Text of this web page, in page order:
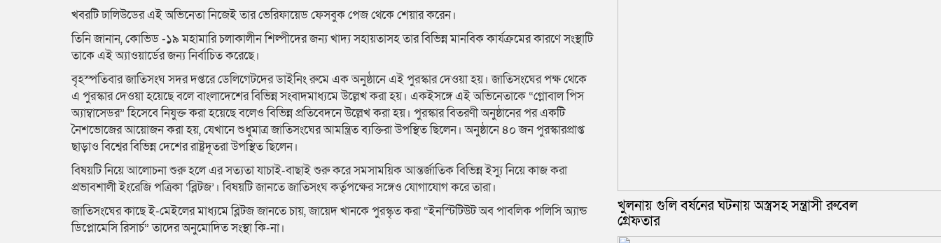
খবরটি ঢালিউডের এই অভিনেতা নিজেই তার ভেরিফায়েড ফেসবুক পেজ থেকে শেয়ার করেন।
তিনি জানান, কোভিড -১৯ মহামারি চলাকালীন শিল্পীদের জন্য খাদ্য সহায়তাসহ তার বিভিন্ন মানবিক কার্যক্রমের কারণে সংস্থাটি
তাকে এই অ্যাওয়ার্ডের জন্য নির্বাচিত করেছে।
বৃহস্পতিবার জাতিসংঘ সদর দপ্তরে ডেলিগেটদের ডাইনিং রুমে এক অনুষ্ঠানে এই পুরস্কার দেওয়া হয়। জাতিসংঘের পক্ষ থেকে
এ পুরস্কার দেওয়া হয়েছে বলে বাংলাদেশের বিভিন্ন সংবাদমাধ্যমে উল্লেখ করা হয়। একইসঙ্গে এই অভিনেতাকে “গ্লোবাল পিস
অ্যাম্বাসেডর” হিসেবে নিযুক্ত করা হয়েছে বলেও বিভিন্ন প্রতিবেদনে উল্লেখ করা হয়। পুরস্কার বিতরণী অনুষ্ঠানের পর একটি
নৈশভোজের আয়োজন করা হয়, যেখানে শুধুমাত্র জাতিসংঘের আমন্ত্রিত ব্যক্তিরা উপস্থিত ছিলেন। অনুষ্ঠানে ৪০ জন পুরস্কারপ্রাপ্ত
ছাড়াও বিশ্বের বিভিন্ন দেশের রাষ্ট্রদূতরা উপস্থিত ছিলেন।
বিষয়টি নিয়ে আলোচনা শুরু হলে এর সত্যতা যাচাই-বাছাই শুরু করে সমসাময়িক আন্তর্জাতিক বিভিন্ন ইস্যু নিয়ে কাজ করা
প্রভাবশালী ইংরেজি পত্রিকা ‘ব্লিটজ’। বিষয়টি জানতে জাতিসংঘ কর্তৃপক্ষের সঙ্গেও যোগাযোগ করে তারা।
জাতিসংঘের কাছে ই-মেইলের মাধ্যমে ব্লিটজ জানতে চায়, জায়েদ খানকে পুরস্কৃত করা “ইনস্টিটিউট অব পাবলিক পলিসি অ্যান্ড
ডিপ্লোমেসি রিসার্চ” তাদের অনুমোদিত সংস্থা কি-না।
খুলনায় গুলি বর্ষনের ঘটনায় অস্ত্রসহ সন্ত্রাসী রুবেল
গ্রেফতার